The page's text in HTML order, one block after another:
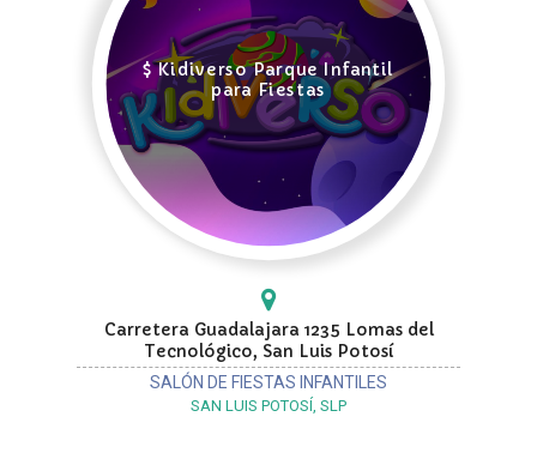
$ Kidiverso Parque Infantil
para Fiestas
Carretera Guadalajara 1235 Lomas del
Tecnológico, San Luis Potosí
SALÓN DE FIESTAS INFANTILES
SAN LUIS POTOSÍ, SLP